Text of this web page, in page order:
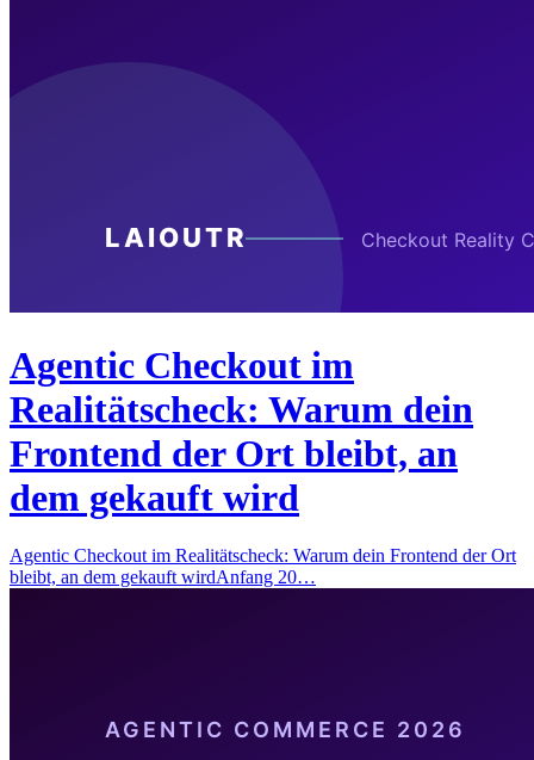
Agentic Checkout im
Realitätscheck: Warum dein
Frontend der Ort bleibt, an
dem gekauft wird
Agentic Checkout im Realitätscheck: Warum dein Frontend der Ort
bleibt, an dem gekauft wirdAnfang 20…